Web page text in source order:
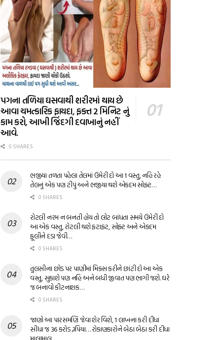
પગના તળિયા ઘસવાથી શરીરમાં થાય છે
આવા ચમત્કારિક ફાયદા, ફક્ત 2 મિનિટ નું
કામ કરો, આખી જિંદગી દવાખાનું નહીં
આવે.
0 SHARES
ભજીયા તળતા પહેલા તેલમાં ઉમેરી દો આ 1 વસ્તુ, નહિ રહે
તેલનું એક પણ ટીપું અને ભજીયા થશે એકદમ સોફ્ટ…
0 SHARES
રોટલી નરમ ન બનતી હોય તો લોટ બાંધતા સમયે ઉમેરી દો
આ એક વસ્તુ, રોટલી થશે ફટાફટ, સોફ્ટ અને એકદમ
ફૂલીને દડા જેવી…
0 SHARES
તુલસીના છોડ પર પાણીમાં મિક્સ કરીને છાંટી દો આ એક
વસ્તુ, સુકાશે પણ નહિ અને બધી જીવાત પણ ભાગી જશે. ઘરે
જ બનાવો કીટનાશક…
0 SHARES
જાણો આ પારસમણિ જેવા શેર વિશે, 1 લાખના કરી દીધા
સીધા જ 36 કરોડ રૂપિયા… રોકાણકારોને બેઠા બેઠા કરી દીધા